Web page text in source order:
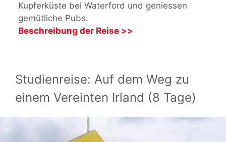
Kupferküste bei Waterford und geniessen
gemütliche Pubs.
Beschreibung der Reise >>
Studienreise: Auf dem Weg zu
einem Vereinten Irland (8 Tage)